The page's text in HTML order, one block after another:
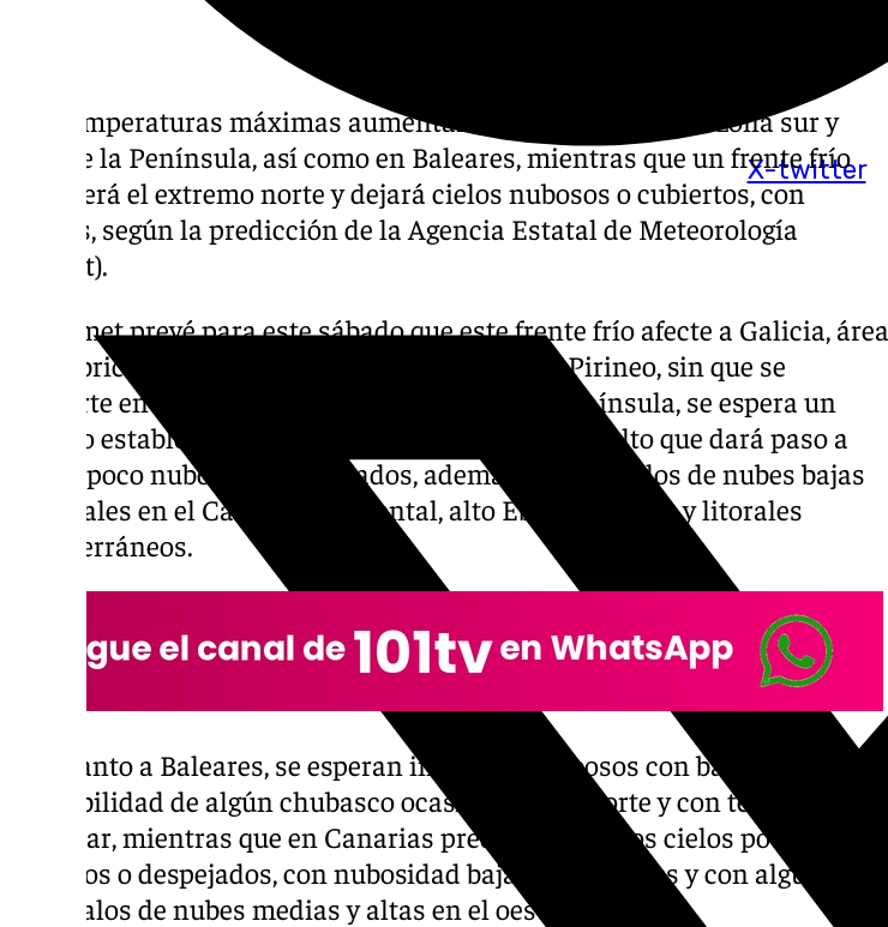
X-twitter
Las temperaturas máximas aumentarán este sábado en la zona sur y
este de la Península, así como en Baleares, mientras que un frente frío
recorrerá el extremo norte y dejará cielos nubosos o cubiertos, con
lluvias, según la predicción de la Agencia Estatal de Meteorología
(Aemet).
La Aemet prevé para este sábado que este frente frío afecte a Galicia, área
cantábrica, norte de la Ibérica y cara norte del Pirineo, sin que se
descarte en zonas aledañas. En el resto de la Península, se espera un
tiempo estable, con abundante nubosidad de tipo alto que dará paso a
cielos poco nubosos o despejados, además de intervalos de nubes bajas
matinales en el Cantábrico oriental, alto Ebro, Estrecho y litorales
mediterráneos.
En cuanto a Baleares, se esperan intervalos nubosos con baja
probabilidad de algún chubasco ocasional en el norte y con tendencia a
despejar, mientras que en Canarias predominarán los cielos poco
nubosos o despejados, con nubosidad baja en los nortes y con algunos
intervalos de nubes medias y altas en el oeste.